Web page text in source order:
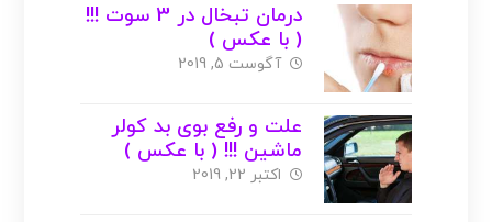
درمان تبخال در 3 سوت !!!
( با عکس )
آگوست 5, 2019
علت و رفع بوی بد کولر
ماشین !!! ( با عکس )
اکتبر 22, 2019